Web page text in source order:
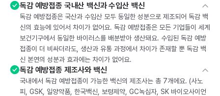
독감 예방접종 국내산 백신과 수입산 백신
독감 예방접종은 국산과 수입산 모두 동일한 성분으로 제조되어 독감 백
신의 효능에 있어서 차이가 없어요. 독감 예방접종은 모든 기업들이 세계
보건기구에서 동일한 바이러스를 배분받아 생산돼요. 수입된 독감 예방
접종이 더 비싸더라도, 생산과 유통 과정에서 차이가 존재할 뿐 독감 백
신 본연의 성분과 효과에는 차이가 없어요.
독감 예방접종 제조사와 백신
국내에서 독감 예방접종이 가능한 백신의 제조사는 총 7개에요. (사노
피, GSK, 일양약품, 한국백신, 보령제약, GC녹십자, SK 바이오사이언